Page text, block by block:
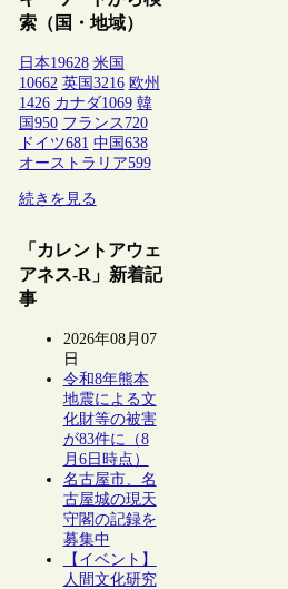
索（国・地域）
日本19628 米国
10662 英国 3216 欧州
1426 カナダ1069 韓
国 950 フランス 720
ドイツ681 中国 638
オーストラリア599
続きを見る
「カレントアウェ
アネス-R」新着記
事
2026年08月07
日
令和8年熊本
地震による文
化財等の被害
が83件に（8
月6日時点）
名古屋市、名
古屋城の現天
守閣の記録を
募集中
【イベント】
人間文化研究